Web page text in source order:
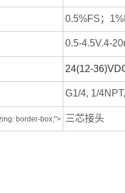
0.5%FS；
0.5-4.5V.4-
24(12-
G1/4, 1/
border-box;"> 三芯接头